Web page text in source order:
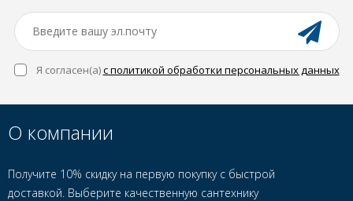
Я согласен(a)с политикой обработки персональных данных
О компании
Получите 10% скидку на первую покупку с быстрой
доставкой. Выберите качественную сантехнику